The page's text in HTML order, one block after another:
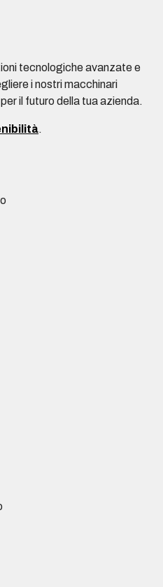
tecnologiche avanzate e
i nostri macchinari
il futuro della tua azienda.
.